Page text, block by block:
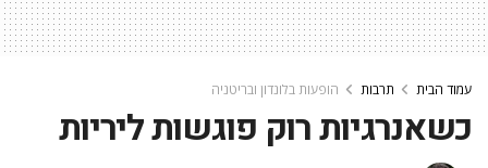
עמוד הבית תרבות הופעות בלונדון ובריטניה
כשאנרגיות רוק פוגשות ליריות